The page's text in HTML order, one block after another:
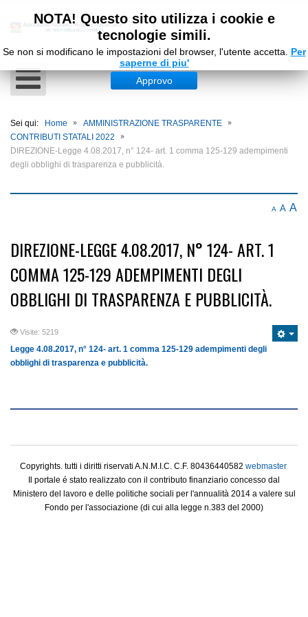
Sei qui: Home
AMMINISTRAZIONE TRASPARENTE
CONTRIBUTI STATALI 2022
DIREZIONE-Legge 4.08.2017, n° 124- art. 1 comma 125-129 adempimenti
degli obblighi di trasparenza e pubblicità.
NOTA! Questo sito utilizza i cookie e
tecnologie simili.
Se non si modificano le impostazioni del browser, l'utente accetta. Per
saperne di piu'
Approvo
A A A
DIREZIONE-LEGGE 4.08.2017, N° 124- ART. 1
COMMA 125-129 ADEMPIMENTI DEGLI
OBBLIGHI DI TRASPARENZA E PUBBLICITÀ.
Visite: 5219
Legge 4.08.2017, n° 124- art. 1 comma 125-129 adempimenti degli
obblighi di trasparenza e pubblicità.
Copyrights. tutti i diritti riservati A.N.M.I.C. C.F. 80436440582 webmaster
Il portale é stato realizzato con il contributo finanziario concesso dal
Ministero del lavoro e delle politiche sociali per l'annualità 2014 a valere sul
Fondo per l'associazione (di cui alla legge n.383 del 2000)